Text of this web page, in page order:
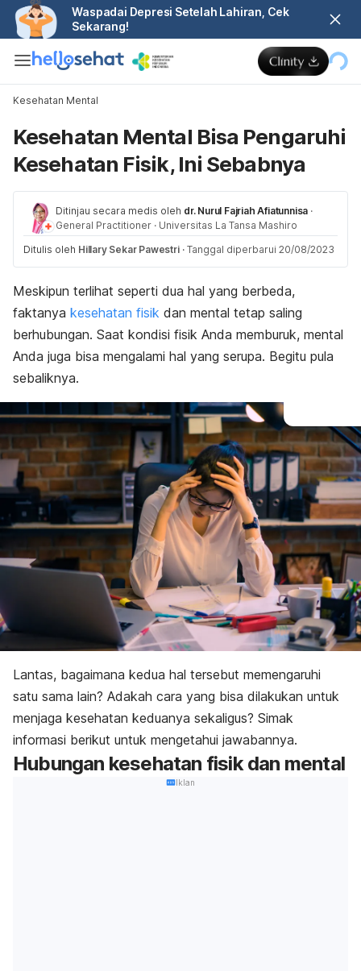
Waspadai Depresi Setelah Lahiran, Cek
Sekarang!
Kesehatan Mental
Kesehatan Mental Bisa Pengaruhi
Kesehatan Fisik, Ini Sebabnya
Ditinjau secara medis oleh dr. Nurul Fajriah Afiatunnisa ·
General Practitioner · Universitas La Tansa Mashiro
Ditulis oleh Hillary Sekar Pawestri · Tanggal diperbarui 20/08/2023
Meskipun terlihat seperti dua hal yang berbeda,
faktanya kesehatan fisik dan mental tetap saling
berhubungan. Saat kondisi fisik Anda memburuk, mental
Anda juga bisa mengalami hal yang serupa. Begitu pula
sebaliknya.
Lantas, bagaimana kedua hal tersebut memengaruhi
satu sama lain? Adakah cara yang bisa dilakukan untuk
menjaga kesehatan keduanya sekaligus? Simak
informasi berikut untuk mengetahui jawabannya.
Hubungan kesehatan fisik dan mental
Iklan